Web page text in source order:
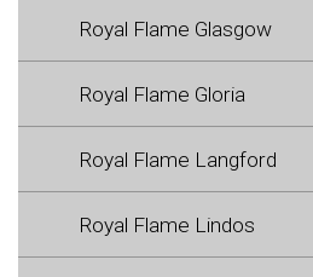
Royal Flame Glasgow
Royal Flame Gloria
Royal Flame Langford
Royal Flame Lindos